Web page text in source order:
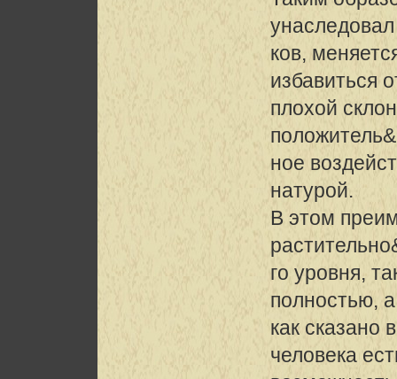
ков,
избавиться
плохой
положитель&
ное
натурой.
В этом
го уровня,
полностью, а
как сказано
человека